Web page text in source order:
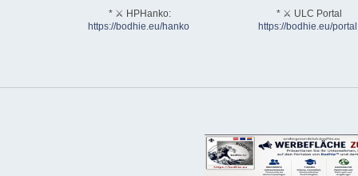
* ⚔ HPHanko:
https://bodhie.eu/hanko
* ⚔ ULC Portal
https://bodhie.eu/portal